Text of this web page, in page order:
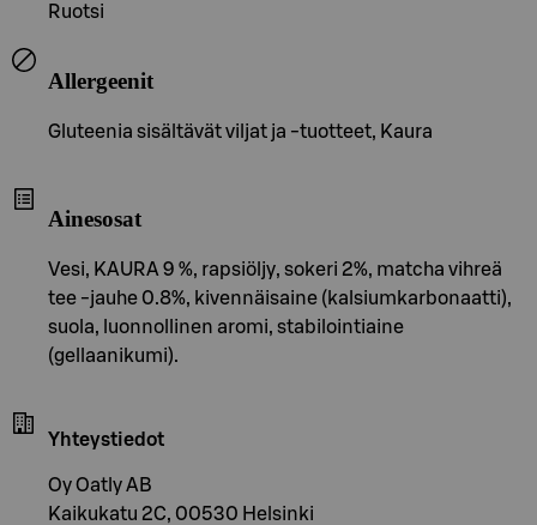
Ruotsi
Allergeenit
Gluteenia sisältävät viljat ja -tuotteet, Kaura
Ainesosat
Vesi, KAURA 9 %, rapsiöljy, sokeri 2%, matcha vihreä
tee -jauhe 0.8%, kivennäisaine (kalsiumkarbonaatti),
suola, luonnollinen aromi, stabilointiaine
(gellaanikumi).
Yhteystiedot
Oy Oatly AB
Kaikukatu 2C, 00530 Helsinki